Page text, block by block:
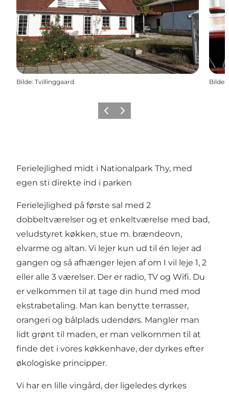
Bilde: Tvillinggaard Bilde:
ForrigeNeste
Ferielejlighed midt i Nationalpark Thy, med
egen sti direkte ind i parken
Ferielejlighed på første sal med 2
dobbeltværelser og et enkeltværelse med bad,
veludstyret køkken, stue m. brændeovn,
elvarme og altan. Vi lejer kun ud til én lejer ad
gangen og så afhænger lejen af om I vil leje 1, 2
eller alle 3 værelser. Der er radio, TV og Wifi. Du
er velkommen til at tage din hund med mod
ekstrabetaling. Man kan benytte terrasser,
orangeri og bålplads udendørs. Mangler man
lidt grønt til maden, er man velkommen til at
finde det i vores køkkenhave, der dyrkes efter
økologiske principper.
Vi har en lille vingård, der ligeledes dyrkes